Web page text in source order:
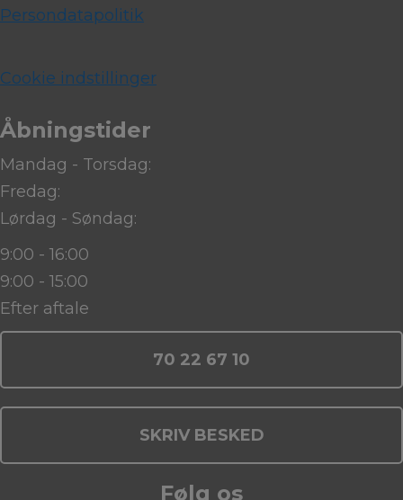
Persondatapolitik
Cookie indstillinger
Åbningstider
Mandag - Torsdag:
Fredag:
Lørdag - Søndag:
9:00 - 16:00
9:00 - 15:00
Efter aftale
70 22 67 10
SKRIV BESKED
Følg os